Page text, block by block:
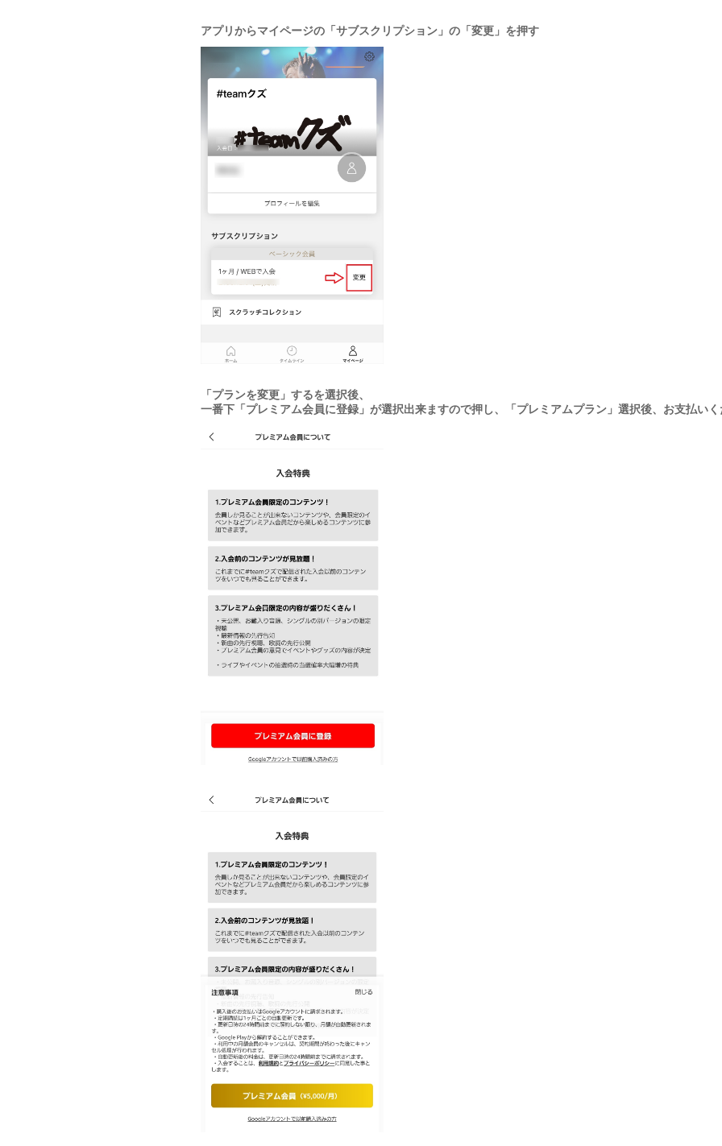
アプリからマイページの「サブスクリプション」の「変更」を押す
「プランを変更」するを選択後、
一番下「プレミアム会員に登録」が選択出来ますので押し、「プレミアムプラン」選択後、お支払い